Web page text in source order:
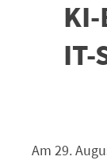
Am 29.